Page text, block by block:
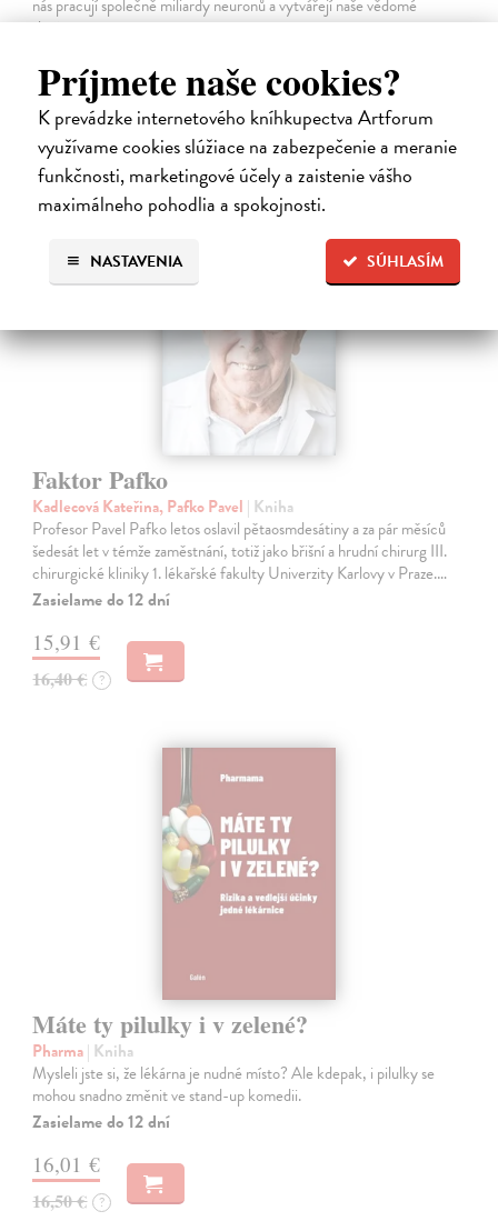
Príjmete naše cookies?
K prevádzke internetového kníhkupectva Artforum
využívame cookies slúžiace na zabezpečenie a meranie
funkčnosti, marketingové účely a zaistenie vášho
maximálneho pohodlia a spokojnosti.
SÚHLASÍM
NASTAVENIA
nás pracují společně miliardy neuronů a vytvářejí naše vědomé
zkušenosti.
21,47 €
22,60 €
Faktor Pafko
Kadlecová Kateřina, Pafko Pavel | Kniha
Profesor Pavel Pafko letos oslavil pětaosmdesátiny a za pár měsíců
šedesát let v témže zaměstnání, totiž jako břišní a hrudní chirurg III.
chirurgické kliniky 1. lékařské fakulty Univerzity Karlovy v Praze.…
Zasielame do 12 dní
15,91 €
16,40 € ?
Máte ty pilulky i v zelené?
Pharma| Kniha
Mysleli jste si, že lékárna je nudné místo? Ale kdepak, i pilulky se
mohou snadno změnit ve stand-up komedii.
Zasielame do 12 dní
16,01 €
16,50 € ?